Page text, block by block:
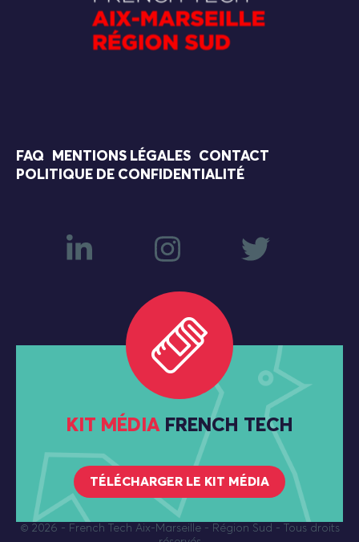
FAQ MENTIONS LÉGALES
CONTACT
POLITIQUE DE CONFIDENTIALITÉ
KIT MÉDIA FRENCH TECH
TÉLÉCHARGER LE KIT MÉDIA
© 2026 - French Tech Aix-Marseille - Région Sud - Tous droits